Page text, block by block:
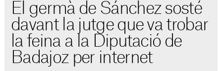
El germà de Sánchez sosté
davant la jutge que va trobar
la feina a la Diputació de
Badajoz per internet